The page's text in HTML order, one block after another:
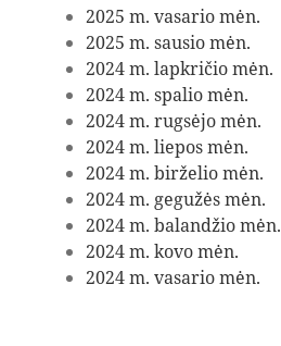
2025 m. vasario mėn.
2025 m. sausio mėn.
2024 m. lapkričio mėn.
2024 m. spalio mėn.
2024 m. rugsėjo mėn.
2024 m. liepos mėn.
2024 m. birželio mėn.
2024 m. gegužės mėn.
2024 m. balandžio mėn.
2024 m. kovo mėn.
2024 m. vasario mėn.